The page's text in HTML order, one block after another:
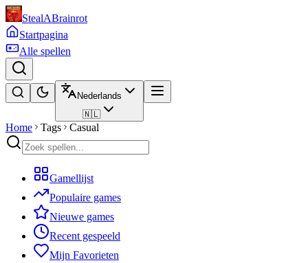
StealABrainrot
Startpagina
Alle spellen
Nederlands
🇳🇱
Home Tags Casual
Gamellijst
Populaire games
Nieuwe games
Recent gespeeld
Mijn Favorieten